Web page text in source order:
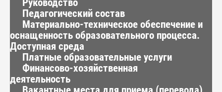
Руководство
Педагогический состав
Материально-техническое обеспечение и
оснащенность образовательного процесса.
Доступная среда
Платные образовательные услуги
Финансово-хозяйственная
деятельность